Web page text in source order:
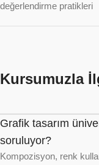
değerlendirme pratikleri
Kursumuzla
Grafik tasarım
soruluyor?
Kompozisyon, renk